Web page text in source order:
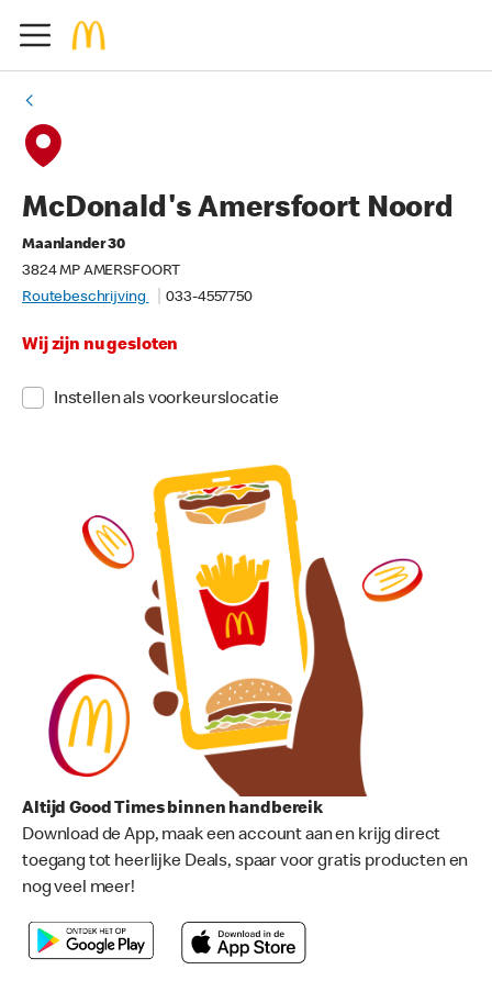
McDonald's Amersfoort Noord
Maanlander 30
3824 MP AMERSFOORT
Routebeschrijving
033-4557750
Wij zijn nu gesloten
Instellen als voorkeurslocatie
Altijd Good Times binnen handbereik
Download de App, maak een account aan en krijg direct
toegang tot heerlijke Deals, spaar voor gratis producten en
nog veel meer!